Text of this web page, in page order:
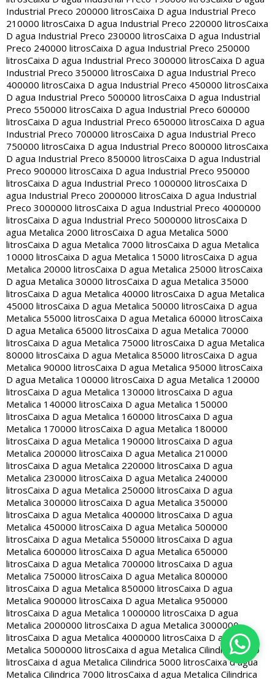
Industrial Preco 200000 litrosCaixa D agua Industrial Preco
210000 litrosCaixa D agua Industrial Preco 220000 litrosCaixa
D agua Industrial Preco 230000 litrosCaixa D agua Industrial
Preco 240000 litrosCaixa D agua Industrial Preco 250000
litrosCaixa D agua Industrial Preco 300000 litrosCaixa D agua
Industrial Preco 350000 litrosCaixa D agua Industrial Preco
400000 litrosCaixa D agua Industrial Preco 450000 litrosCaixa
D agua Industrial Preco 500000 litrosCaixa D agua Industrial
Preco 550000 litrosCaixa D agua Industrial Preco 600000
litrosCaixa D agua Industrial Preco 650000 litrosCaixa D agua
Industrial Preco 700000 litrosCaixa D agua Industrial Preco
750000 litrosCaixa D agua Industrial Preco 800000 litrosCaixa
D agua Industrial Preco 850000 litrosCaixa D agua Industrial
Preco 900000 litrosCaixa D agua Industrial Preco 950000
litrosCaixa D agua Industrial Preco 1000000 litrosCaixa D
agua Industrial Preco 2000000 litrosCaixa D agua Industrial
Preco 3000000 litrosCaixa D agua Industrial Preco 4000000
litrosCaixa D agua Industrial Preco 5000000 litrosCaixa D
agua Metalica 2000 litrosCaixa D agua Metalica 5000
litrosCaixa D agua Metalica 7000 litrosCaixa D agua Metalica
10000 litrosCaixa D agua Metalica 15000 litrosCaixa D agua
Metalica 20000 litrosCaixa D agua Metalica 25000 litrosCaixa
D agua Metalica 30000 litrosCaixa D agua Metalica 35000
litrosCaixa D agua Metalica 40000 litrosCaixa D agua Metalica
45000 litrosCaixa D agua Metalica 50000 litrosCaixa D agua
Metalica 55000 litrosCaixa D agua Metalica 60000 litrosCaixa
D agua Metalica 65000 litrosCaixa D agua Metalica 70000
litrosCaixa D agua Metalica 75000 litrosCaixa D agua Metalica
80000 litrosCaixa D agua Metalica 85000 litrosCaixa D agua
Metalica 90000 litrosCaixa D agua Metalica 95000 litrosCaixa
D agua Metalica 100000 litrosCaixa D agua Metalica 120000
litrosCaixa D agua Metalica 130000 litrosCaixa D agua
Metalica 140000 litrosCaixa D agua Metalica 150000
litrosCaixa D agua Metalica 160000 litrosCaixa D agua
Metalica 170000 litrosCaixa D agua Metalica 180000
litrosCaixa D agua Metalica 190000 litrosCaixa D agua
Metalica 200000 litrosCaixa D agua Metalica 210000
litrosCaixa D agua Metalica 220000 litrosCaixa D agua
Metalica 230000 litrosCaixa D agua Metalica 240000
litrosCaixa D agua Metalica 250000 litrosCaixa D agua
Metalica 300000 litrosCaixa D agua Metalica 350000
litrosCaixa D agua Metalica 400000 litrosCaixa D agua
Metalica 450000 litrosCaixa D agua Metalica 500000
litrosCaixa D agua Metalica 550000 litrosCaixa D agua
Metalica 600000 litrosCaixa D agua Metalica 650000
litrosCaixa D agua Metalica 700000 litrosCaixa D agua
Metalica 750000 litrosCaixa D agua Metalica 800000
litrosCaixa D agua Metalica 850000 litrosCaixa D agua
Metalica 900000 litrosCaixa D agua Metalica 950000
litrosCaixa D agua Metalica 1000000 litrosCaixa D agua
Metalica 2000000 litrosCaixa D agua Metalica 3000000
litrosCaixa D agua Metalica 4000000 litrosCaixa D agua
Metalica 5000000 litrosCaixa d agua Metalica Cilindrica 2000
litrosCaixa d agua Metalica Cilindrica 5000 litrosCaixa d agua
Metalica Cilindrica 7000 litrosCaixa d agua Metalica Cilindrica